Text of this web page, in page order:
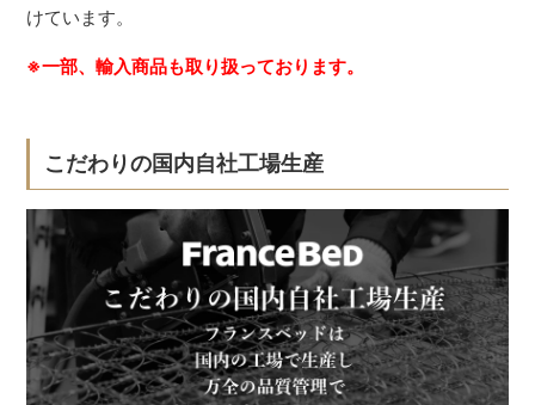
けています。
※一部、輸入商品も取り扱っております。
こだわりの国内自社工場生産